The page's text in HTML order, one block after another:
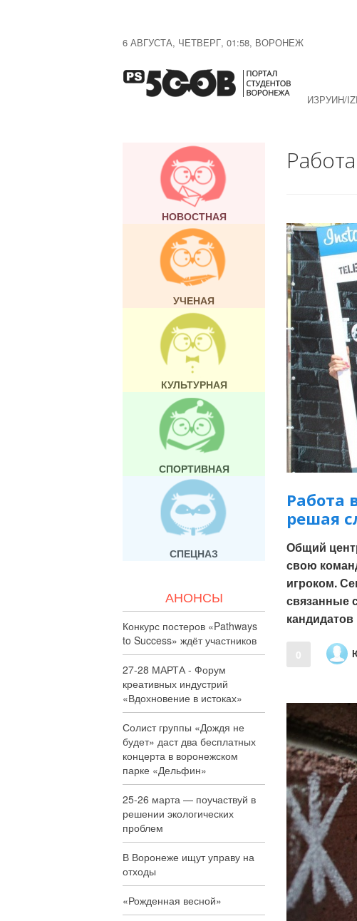
6 АВГУСТА, ЧЕТВЕРГ, 01:58, ВОРОНЕЖ
ИЗРУИН/
НОВОСТНАЯ
УЧЕНАЯ
КУЛЬТУРНАЯ
СПОРТИВНАЯ
СПЕЦНАЗ
АНОНСЫ
Конкурс постеров «Pathways
to Success» ждёт участников
27-28 МАРТА - Форум
креативных индустрий
«Вдохновение в истоках»
Солист группы «Дождя не
будет» даст два бесплатных
концерта в воронежском
парке «Дельфин»
25-26 марта — поучаствуй в
решении экологических
проблем
В Воронеже ищут управу на
отходы
«Рожденная весной»
Работа
Работа
решая
Общий
свою
игроком.
связанные
0